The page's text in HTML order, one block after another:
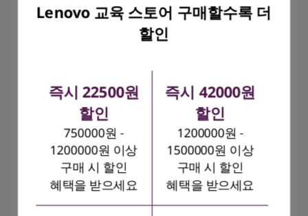
스튜디오급 전력과 성능
Yoga Pro 9i Aura Edition
Lenovo 교육 스토어 구매할수록 더
할인
즉시 22500원
할인
750000원 -
1200000원 이상
구매 시 할인
혜택을 받으세요
즉시 42000원
할인
1200000원 -
1500000원 이상
구매 시 할인
혜택을 받으세요